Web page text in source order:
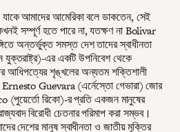
আমাদের আমেরিকা বলে ডাকতেন, সেই
সম্পূর্ণ হতে পারে না, যতক্ষণ না Bolivar
অন্তর্ভুক্ত সমস্ত দেশ তাদের স্বাধীনতা
এর একটি উপনিবেশ থেকে
আধিপত্যের শৃঙ্খলের অন্যতম শক্তিশালী
Guevara (এর্নেস্তো গেভারা) জোর
(পুয়ের্তো রিকো)-র প্রতি একজন মানুষের
বিরোধী চেতনার পরিমাপ করা সম্ভব।
দেশের মানুষ স্বাধীনতা ও জাতীয় মুক্তির